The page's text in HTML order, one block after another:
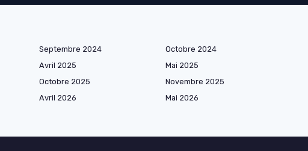
Septembre 2024
Octobre 2024
Avril 2025
Mai 2025
Octobre 2025
Novembre 2025
Avril 2026
Mai 2026